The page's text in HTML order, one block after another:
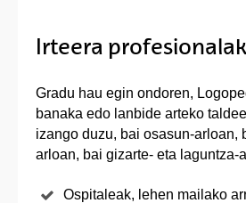
Irteera profesionalak
Gradu hau egin ondoren,
banaka edo lanbide arteko
izango duzu, bai osasun-arloan,
arloan, bai gizarte- eta laguntza-
Ospitaleak, lehen mailako